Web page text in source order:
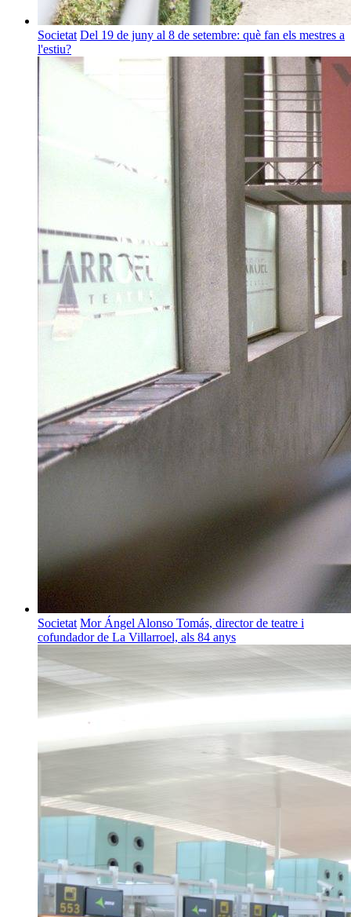
Societat Del 19 de juny al 8 de setembre: què fan els mestres a
l'estiu?
Societat Mor Ángel Alonso Tomás, director de teatre i
cofundador de La Villarroel, als 84 anys